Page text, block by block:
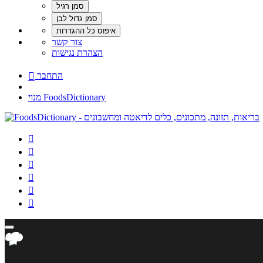
צור קשר
הצהרת נגישות
 התחבר
מנוי FoodsDictionary





